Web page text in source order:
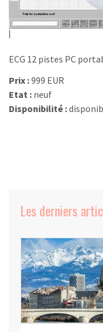
ECG 12 pistes PC
Prix :999 EUR
Etat : neuf
Disponibilité :
Les derniers